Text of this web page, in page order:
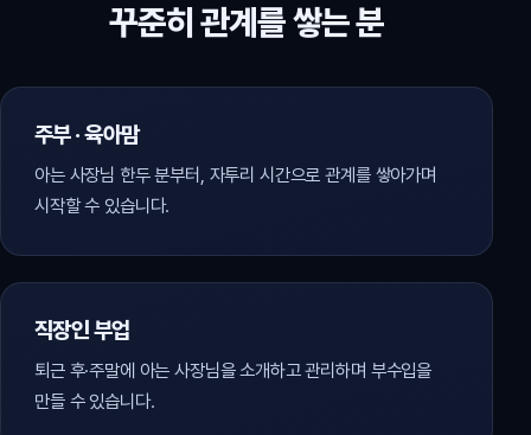
꾸준히 관계를 쌓는 분
주부 · 육아맘
아는 사장님 한두 분부터, 자투리 시간으로 관계를 쌓아가며
시작할 수 있습니다.
직장인 부업
퇴근 후·주말에 아는 사장님을 소개하고 관리하며 부수입을
만들 수 있습니다.